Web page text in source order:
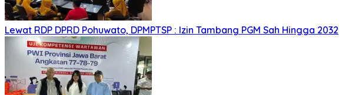
Lewat RDP DPRD Pohuwato, DPMPTSP : Izin Tambang PGM Sah Hingga 2032